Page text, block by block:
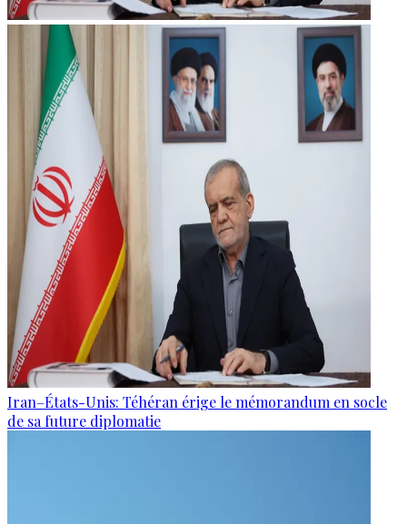
Iran–États-Unis: Téhéran érige le mémorandum en socle
de sa future diplomatie